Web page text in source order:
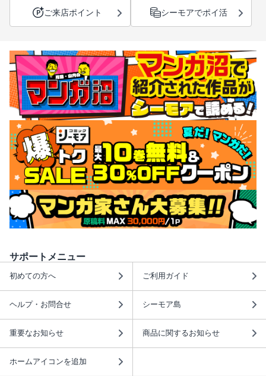
ご来店ポイント シーモアでポイ活
サポートメニュー
初めての方へ ご利用ガイド
ヘルプ・お問合せ シーモア島
重要なお知らせ 商品に関するお知らせ
ホームアイコンを追加